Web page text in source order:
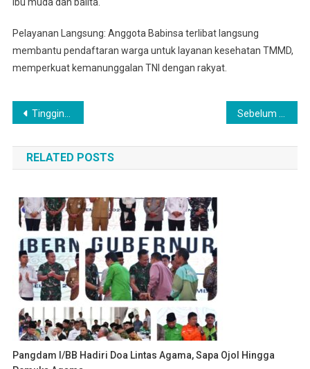
ibu muda dan balita.
Pelayanan Langsung: Anggota Babinsa terlibat langsung
membantu pendaftaran warga untuk layanan kesehatan TMMD,
memperkuat kemanunggalan TNI dengan rakyat.
Navigasi
pos
Tingginya antusiasme warga menghadiri program TMMD 126 Di Kelurahan Paya Pasir Sebelum Melakukan Kegiatan Penanaman Pohon, Ibu -ibu PKK Kelurahan Paya Pasir Selfie Dulu
RELATED POSTS
Pangdam I/BB Hadiri Doa Lintas Agama, Sapa Ojol Hingga